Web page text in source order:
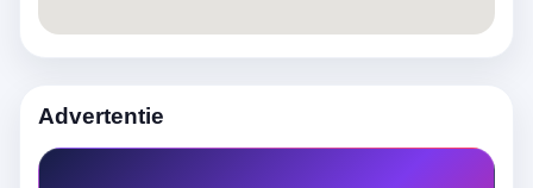
Advertentie